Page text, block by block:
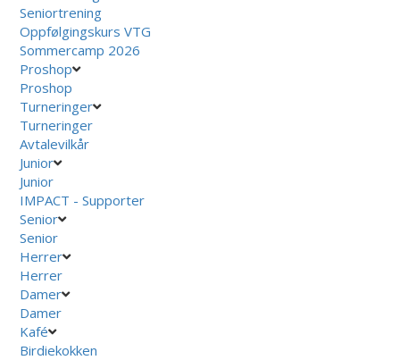
Seniortrening
Oppfølgingskurs VTG
Sommercamp 2026
Proshop
Proshop
Turneringer
Turneringer
Avtalevilkår
Junior
Junior
IMPACT - Supporter
Senior
Senior
Herrer
Herrer
Damer
Damer
Kafé
Birdiekokken